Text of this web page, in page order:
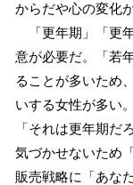
からだや心の変化
「更年期」「更
意が必要だ。「若
ることが多いため
いする女性が多い
「それは更年期だ
気づかせないため
販売戦略に「あな